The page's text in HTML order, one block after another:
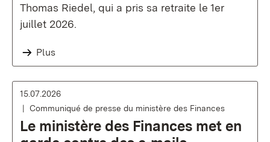
Thomas Riedel, qui a pris sa retraite le 1er
juillet 2026.
Plus
15.07.2026
Communiqué de presse du ministère des Finances
Le ministère des Finances met en